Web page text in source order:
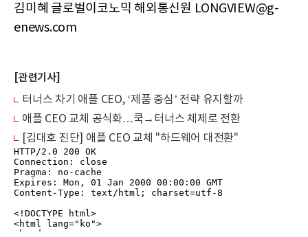
김미혜 글로벌이코노믹 해외통신원 LONGVIEW@g-
enews.com
[관련기사]
터너스 차기 애플 CEO, ‘제품 중심’ 전략 유지할까
애플 CEO 교체 공식화…쿡→터너스 체제로 전환
[김대호 진단] 애플 CEO 교체 "하드웨어 대전환"